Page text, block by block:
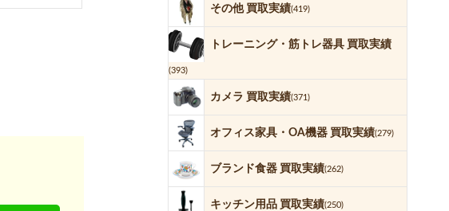
その他 買取実績(419)
トレーニング・筋トレ器具 買取実績
(393)
カメラ 買取実績(371)
オフィス家具・OA機器 買取実績(279)
ブランド食器 買取実績(262)
キッチン用品 買取実績(250)